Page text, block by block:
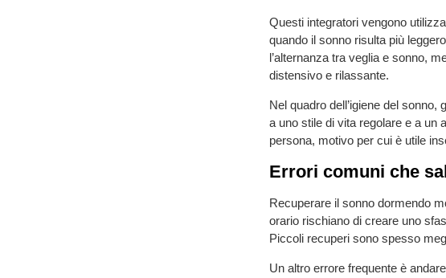
Questi integratori vengono
quando il sonno risulta più
l’alternanza tra veglia e sonno,
distensivo e rilassante.
Nel quadro dell’igiene del
a uno stile di vita regolare e a un
persona, motivo per cui è utile
Errori comuni che
Recuperare il sonno dormendo
orario rischiano di creare uno
Piccoli recuperi sono spesso
Un altro errore frequente è